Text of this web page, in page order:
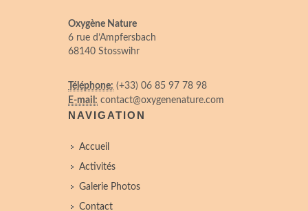
Oxygène Nature
6 rue d’Ampfersbach
68140 Stosswihr
Téléphone: (+33) 06 85 97 78 98
E-mail: contact@oxygenenature.com
NAVIGATION
Accueil
Activités
Galerie Photos
Contact